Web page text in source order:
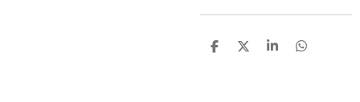
D
D
S
D